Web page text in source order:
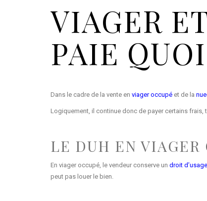
VIAGER
PAIE
Dans le cadre de la vente en viager occupé et de la
Logiquement, il continue donc de payer certains frais,
LE DUH EN VIAGER
En viager occupé, le vendeur conserve un droit
peut pas louer le bien.